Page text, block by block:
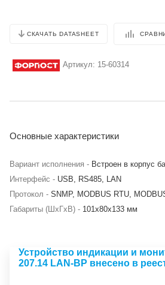
СКАЧАТЬ DATASHEET
Артикул: 15-60314
Основные характеристики
Вариант исполнения - Встроен в корпус
Интерфейс - USB, RS485, LAN
Протокол - SNMP, MODBUS RTU,
Габариты (ШхГхВ) - 101х80х133 мм
Устройство индикации и
207.14 LAN-BP внесено в